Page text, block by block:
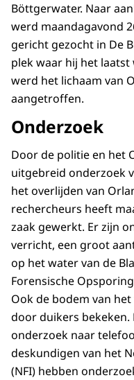
Böttgerwater. Naar
werd maandagavond
gericht gezocht in De
plek waar hij het laatst
werd het lichaam van
aangetroffen.
Onderzoek
Door de politie en het
uitgebreid onderzoek
het overlijden van
rechercheurs heeft
zaak gewerkt. Er zijn
verricht, een groot
op het water van de
Forensische
Ook de bodem van
door duikers
onderzoek naar
deskundigen van het
(NFI) hebben